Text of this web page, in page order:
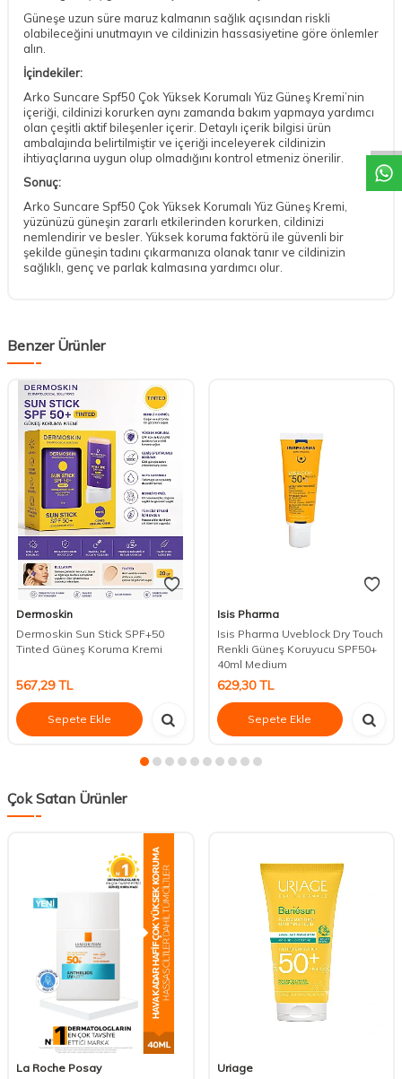
Güneşe uzun süre maruz kalmanın sağlık açısından riskli
olabileceğini unutmayın ve cildinizin hassasiyetine göre önlemler
alın.
İçindekiler:
Arko Suncare Spf50 Çok Yüksek Korumalı Yüz Güneş Kremi’nin
içeriği, cildinizi korurken aynı zamanda bakım yapmaya yardımcı
olan çeşitli aktif bileşenler içerir. Detaylı içerik bilgisi ürün
ambalajında belirtilmiştir ve içeriği inceleyerek cildinizin
ihtiyaçlarına uygun olup olmadığını kontrol etmeniz önerilir.
Sonuç:
Arko Suncare Spf50 Çok Yüksek Korumalı Yüz Güneş Kremi,
yüzünüzü güneşin zararlı etkilerinden korurken, cildinizi
nemlendirir ve besler. Yüksek koruma faktörü ile güvenli bir
şekilde güneşin tadını çıkarmanıza olanak tanır ve cildinizin
sağlıklı, genç ve parlak kalmasına yardımcı olur.
Benzer Ürünler
Dermoskin
Dermoskin Sun Stick SPF+50
Tinted Güneş Koruma Kremi
567,29TL
Sepete Ekle
Isis Pharma
Isis Pharma Uveblock Dry Touch
Renkli Güneş Koruyucu SPF50+
40ml Medium
629,30TL
Sepete Ekle
Çok Satan Ürünler
La Roche Posay
Uriage